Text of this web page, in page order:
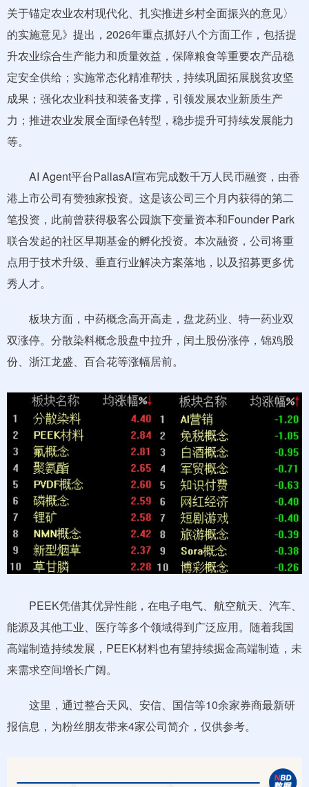
关于锚定农业农村现代化、扎实推进乡村全面振兴的意见〉
的实施意见》提出，2026年重点抓好八个方面工作，包括提
升农业综合生产能力和质量效益，保障粮食等重要农产品稳
定安全供给；实施常态化精准帮扶，持续巩固拓展脱贫攻坚
成果；强化农业科技和装备支撑，引领发展农业新质生产
力；推进农业发展全面绿色转型，稳步提升可持续发展能力
等。
AI Agent平台PallasAI宣布完成数千万人民币融资，由香
港上市公司有赞独家投资。这是该公司三个月内获得的第二
笔投资，此前曾获得极客公园旗下变量资本和Founder Park
联合发起的社区早期基金的孵化投资。本次融资，公司将重
点用于技术升级、垂直行业解决方案落地，以及招募更多优
秀人才。
板块方面，中药概念高开高走，盘龙药业、特一药业双
双涨停。分散染料概念股盘中拉升，闰土股份涨停，锦鸡股
份、浙江龙盛、百合花等涨幅居前。
PEEK凭借其优异性能，在电子电气、航空航天、汽车、
能源及其他工业、医疗等多个领域得到广泛应用。随着我国
高端制造持续发展，PEEK材料也有望持续掘金高端制造，未
来需求空间增长广阔。
这里，通过整合天风、安信、国信等10余家券商最新研
报信息，为粉丝朋友带来4家公司简介，仅供参考。